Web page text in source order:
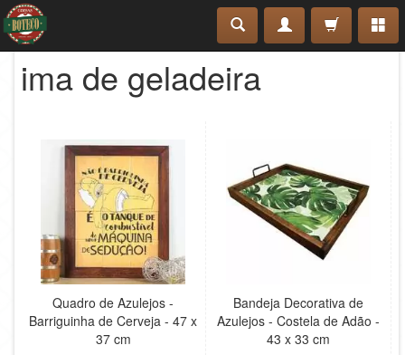
ima de geladeira
Quadro de Azulejos -
Barriguinha de Cerveja - 47 x
37 cm
Bandeja Decorativa de
Azulejos - Costela de Adão -
43 x 33 cm